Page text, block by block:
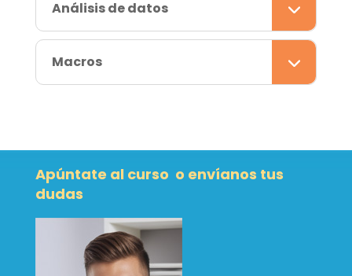
Análisis de datos
Macros
Apúntate al curso o envíanos tus
dudas